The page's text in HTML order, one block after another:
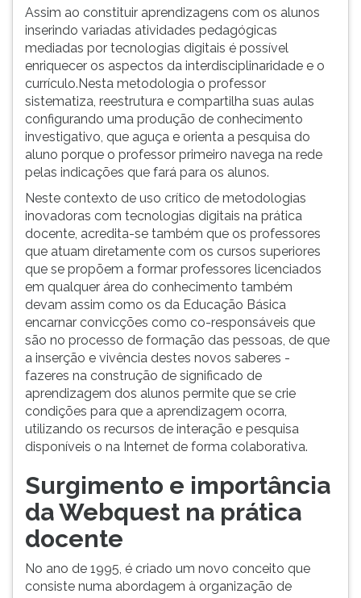
Assim ao constituir aprendizagens com os alunos
inserindo variadas atividades pedagógicas
mediadas por tecnologias digitais é possível
enriquecer os aspectos da interdisciplinaridade e o
currículo.Nesta metodologia o professor
sistematiza, reestrutura e compartilha suas aulas
configurando uma produção de conhecimento
investigativo, que aguça e orienta a pesquisa do
aluno porque o professor primeiro navega na rede
pelas indicações que fará para os alunos.
Neste contexto de uso crítico de metodologias
inovadoras com tecnologias digitais na prática
docente, acredita-se também que os professores
que atuam diretamente com os cursos superiores
que se propõem a formar professores licenciados
em qualquer área do conhecimento também
devam assim como os da Educação Básica
encarnar convicções como co-responsáveis que
são no processo de formação das pessoas, de que
a inserção e vivência destes novos saberes -
fazeres na construção de significado de
aprendizagem dos alunos permite que se crie
condições para que a aprendizagem ocorra,
utilizando os recursos de interação e pesquisa
disponíveis o na Internet de forma colaborativa.
Surgimento e importância
da Webquest na prática
docente
No ano de 1995, é criado um novo conceito que
consiste numa abordagem à organização de